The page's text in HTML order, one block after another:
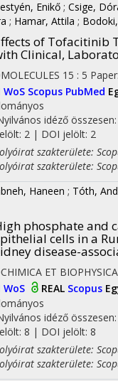
Enikő ; Csige,
; Hamar, Attila ;
of Tofacitinib
Clinical,
15 : 5
WoS Scopus PubMed
idéző
2 | DOI jelölt: 2
szakterülete:
szakterülete:
Haneen ; Tóth,
phosphate and
cells in a
disease-
ET
WoS REAL Scopus
idéző
8 | DOI jelölt: 8
szakterülete:
szakterülete: